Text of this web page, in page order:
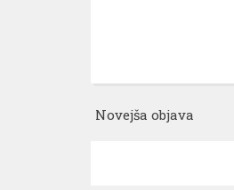
Novejša objava